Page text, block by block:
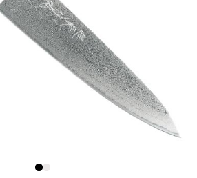
- Thon Senter Mo i Rana